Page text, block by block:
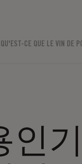
QU'EST-CE QUE LE VIN DE
인기